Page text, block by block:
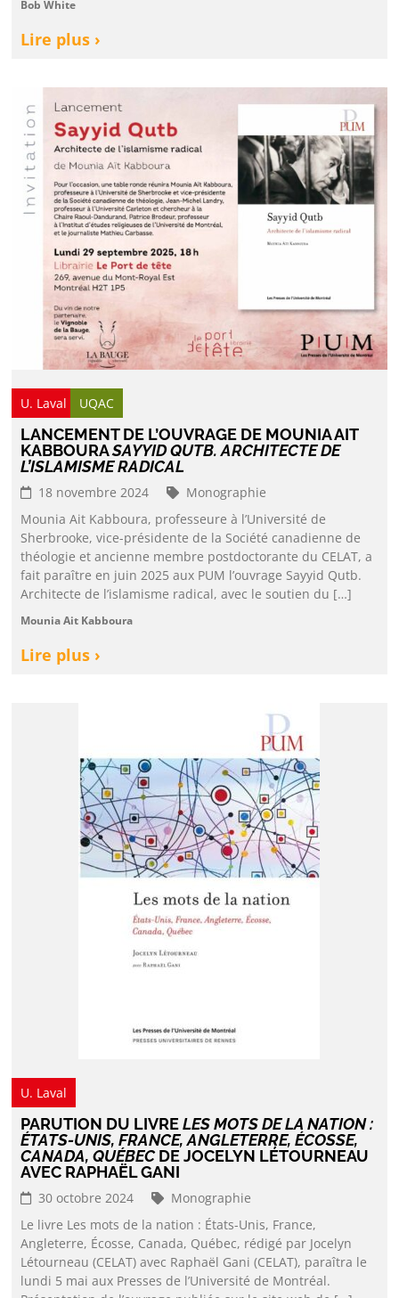
Bob White
Lire plus ›
U. Laval UQAC
LANCEMENT DE L’OUVRAGE DE MOUNIA AIT
KABBOURASAYYID QUTB. ARCHITECTE DE
L’ISLAMISME RADICAL
18 novembre 2024
Monographie
Mounia Ait Kabboura, professeure à l’Université de
Sherbrooke, vice-présidente de la Société canadienne de
théologie et ancienne membre postdoctorante du CELAT, a
fait paraître en juin 2025 aux PUM l’ouvrage Sayyid Qutb.
Architecte de l’islamisme radical, avec le soutien du […]
Mounia Ait Kabboura
Lire plus ›
U. Laval
PARUTION DU LIVRELES MOTS DE LA NATION :
ÉTATS-UNIS, FRANCE, ANGLETERRE, ÉCOSSE,
CANADA, QUÉBECDE JOCELYN LÉTOURNEAU
AVEC RAPHAËL GANI
30 octobre 2024
Monographie
Le livre Les mots de la nation : États-Unis, France,
Angleterre, Écosse, Canada, Québec, rédigé par Jocelyn
Létourneau (CELAT) avec Raphaël Gani (CELAT), paraîtra le
lundi 5 mai aux Presses de l’Université de Montréal.